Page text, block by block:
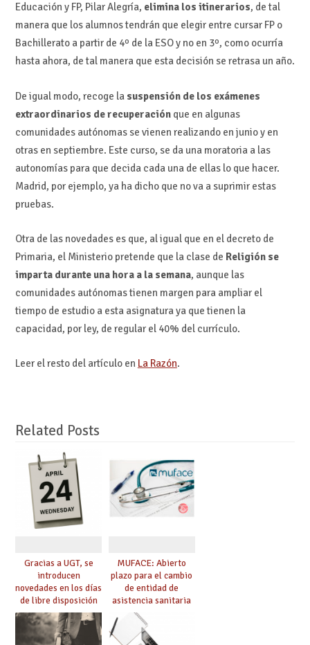
Educación y FP, Pilar Alegría, elimina los itinerarios, de tal
manera que los alumnos tendrán que elegir entre cursar FP o
Bachillerato a partir de 4º de la ESO y no en 3º, como ocurría
hasta ahora, de tal manera que esta decisión se retrasa un año.
De igual modo, recoge la suspensión de los exámenes
extraordinarios de recuperaciónque en algunas
comunidades autónomas se vienen realizando en junio y en
otras en septiembre. Este curso, se da una moratoria a las
autonomías para que decida cada una de ellas lo que hacer.
Madrid, por ejemplo, ya ha dicho que no va a suprimir estas
pruebas.
Otra de las novedades es que, al igual que en el decreto de
Primaria, el Ministerio pretende que la clase de Religión se
imparta durante una hora a la semana, aunque las
comunidades autónomas tienen margen para ampliar el
tiempo de estudio a esta asignatura ya que tienen la
capacidad, por ley, de regular el 40% del currículo.
Leer el resto del artículo en La Razón.
Related Posts
Gracias a UGT, se
introducen
novedades en los días
de libre disposición
retribuidos
MUFACE: Abierto
plazo para el cambio
de entidad de
asistencia sanitaria
durante el mes de
junio